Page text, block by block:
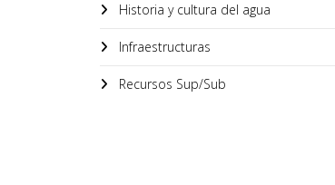
Historia y cultura del agua
Infraestructuras
Recursos Sup/Sub